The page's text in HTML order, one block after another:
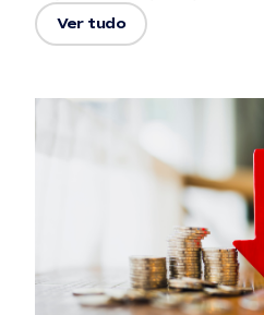
Ver tudo